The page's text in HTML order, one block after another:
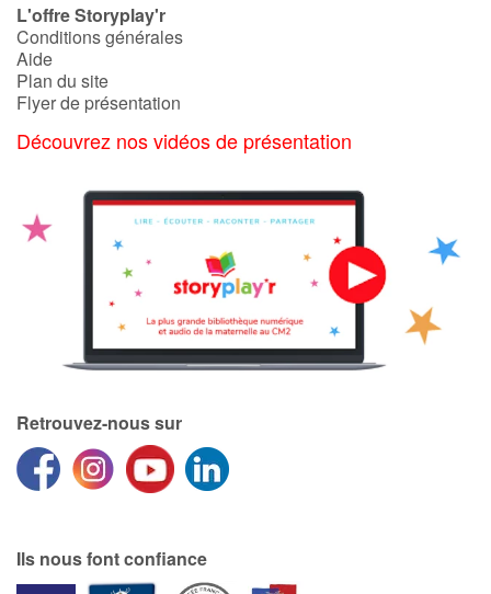
L'offre Storyplay'r
Conditions générales
Aide
Plan du site
Flyer de présentation
Découvrez nos vidéos de présentation
Retrouvez-nous sur
Ils nous font confiance